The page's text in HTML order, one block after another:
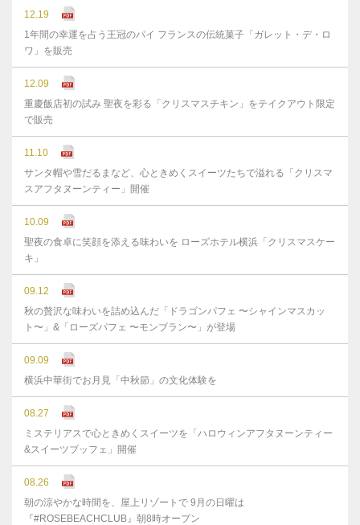
12.19
1年間の幸運を占う王冠のパイ フランスの伝統菓子「ガレット・デ・ロ
ワ」を販売
12.09
重慶飯店初の試み 聖夜を彩る「クリスマスチキン」をテイクアウト限定
で販売
11.10
サンタ帽や雪だるまなど、心ときめくスイーツたちで溢れる「クリスマ
スアフタヌーンティー」開催
10.09
聖夜の食卓に笑顔を添える味わいを ローズホテル横浜「クリスマスケー
キ」
09.12
秋の贅沢な味わいを詰め込んだ「ドラゴンパフェ 〜シャインマスカッ
ト〜」&「ローズパフェ 〜モンブラン〜」が登場
09.09
横浜中華街でお月見「中秋節」の文化体験を
08.27
ミステリアスで心ときめくスイーツを「ハロウィンアフタヌーンティー
&スイーツブッフェ」開催
08.26
朝の涼やかな時間を、屋上リゾートで 9月の日曜は
『#ROSEBEACHCLUB』朝8時オープン